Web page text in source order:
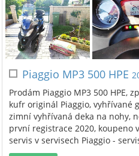
Piaggio MP3 500 HPE
Prodám Piaggio MP3 500 HPE,
kufr originál Piaggio, vyhřívané
zimní vyhřívaná deka na nohy,
první registrace 2020, koupeno
servis v servisech Piaggio -